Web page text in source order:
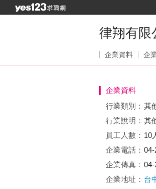
律翔有限
企業資料 企
企業資料
行業類別： 其
行業說明： 其
員工人數： 10
企業電話： 04-
企業傳真： 04-
企業地址： 台